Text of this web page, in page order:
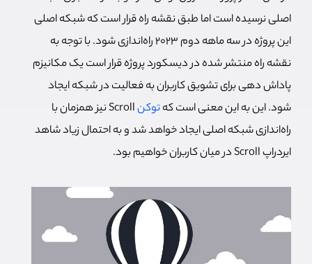
اصلی نرسیده است اما طبق نقشه راه قرار است که شبکه اصلی
این پروژه در سه ماهه دوم 2023 راه‌اندازی شود. با توجه به
نقشه راه منتشر شده در دیسکورد پروژه قرار است یک مکانیزم
پاداش دهی برای تشویق کاربران به فعالیت در شبکه ایجاد
شود. این به این معنی است کهتوکن
Scroll نیز همزمان با
راه‌اندازی شبکه اصلی ایجاد خواهد شد و به احتمال زیاد شاهد
ایردراپ Scroll در میان کاربران خواهیم بود.